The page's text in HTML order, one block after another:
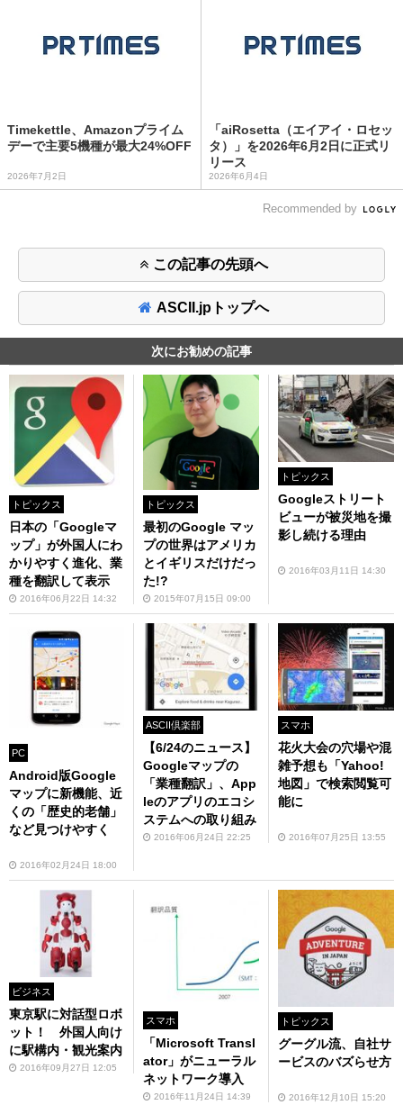
Timekettle、Amazonプライム
デーで主要5機種が最大24%OFF
2026年7月2日
「aiRosetta（エイアイ・ロセッ
タ）」を2026年6月2日に正式リ
リース
2026年6月4日
Recommended by
この記事の先頭へ
ASCII.jpトップへ
次にお勧めの記事
トピックス
日本の「Googleマ
ップ」が外国人にわ
かりやすく進化、業
種を翻訳して表示
2016年06月22日 14:32
トピックス
最初のGoogle マッ
プの世界はアメリカ
とイギリスだけだっ
た!?
2015年07月15日 09:00
トピックス
Googleストリート
ビューが被災地を撮
影し続ける理由
2016年03月11日 14:30
PC
Android版Google
マップに新機能、近
くの「歴史的老舗」
など見つけやすく
2016年02月24日 18:00
ASCII倶楽部
【6/24のニュース】
Googleマップの
「業種翻訳」、App
leのアプリのエコシ
ステムへの取り組み
2016年06月24日 22:25
スマホ
花火大会の穴場や混
雑予想も「Yahoo!
地図」で検索閲覧可
能に
2016年07月25日 13:55
ビジネス
東京駅に対話型ロボ
ット！ 外国人向け
に駅構内・観光案内
2016年09月27日 12:05
スマホ
「Microsoft Transl
ator」がニューラル
ネットワーク導入
2016年11月24日 14:39
トピックス
グーグル流、自社サ
ービスのバズらせ方
2016年12月10日 15:20